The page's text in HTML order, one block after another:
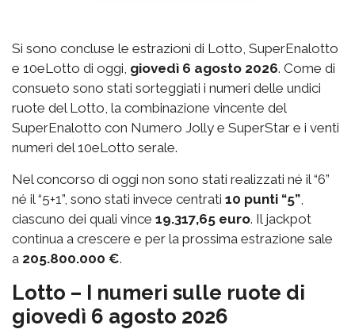
Si sono concluse le estrazioni di Lotto, SuperEnalotto
e 10eLotto di oggi, giovedì 6 agosto 2026. Come di
consueto sono stati sorteggiati i numeri delle undici
ruote del Lotto, la combinazione vincente del
SuperEnalotto con Numero Jolly e SuperStar e i venti
numeri del 10eLotto serale.
Nel concorso di oggi non sono stati realizzati né il “6”
né il “5+1”, sono stati invece centrati 10 punti “5”
ciascuno dei quali vince 19.317,65 euro. Il jackpot
continua a crescere e per la prossima estrazione sale
a 205.800.000 €.
Lotto – I numeri sulle ruote di
giovedì 6 agosto 2026